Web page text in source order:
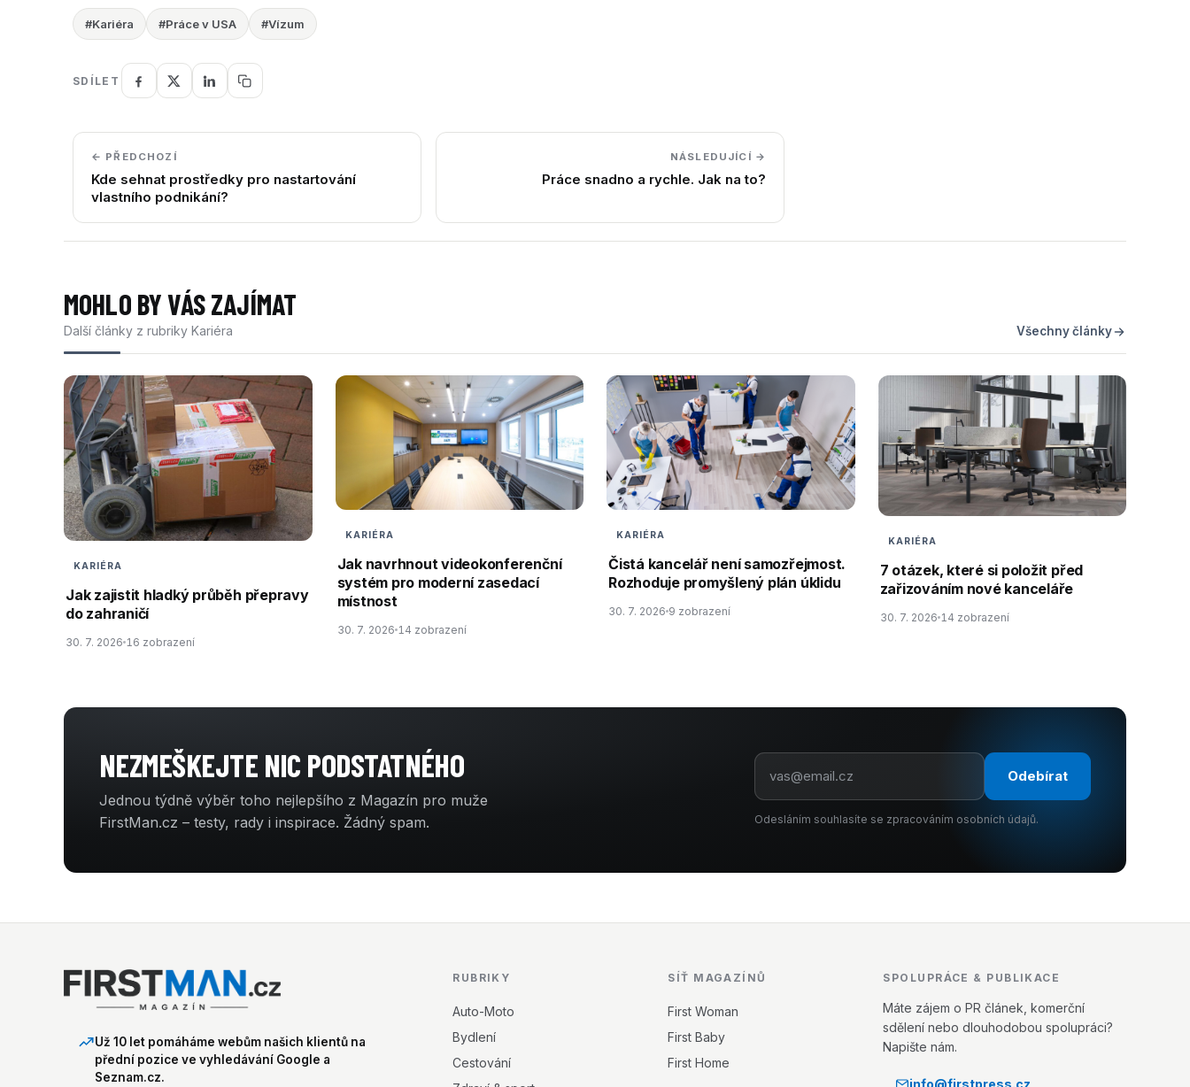
#Kariéra #Práce v USA #Vízum
SDÍLET
← PŘEDCHOZÍ
Kde sehnat prostředky pro nastartování
vlastního podnikání?
NÁSLEDUJÍCÍ →
Práce snadno a rychle. Jak na to?
MOHLO BY VÁS ZAJÍMAT
Další články z rubriky Kariéra Všechny články
KARIÉRA
Jak zajistit hladký průběh přepravy
do zahraničí
30. 7. 2026 16 zobrazení
KARIÉRA
Jak navrhnout videokonferenční
systém pro moderní zasedací
místnost
30. 7. 2026 14 zobrazení
KARIÉRA
Čistá kancelář není samozřejmost.
Rozhoduje promyšlený plán úklidu
30. 7. 2026 9 zobrazení
KARIÉRA
7 otázek, které si položit před
zařizováním nové kanceláře
30. 7. 2026 14 zobrazení
NEZMEŠKEJTE NIC PODSTATNÉHO
Jednou týdně výběr toho nejlepšího z Magazín pro muže
FirstMan.cz – testy, rady i inspirace. Žádný spam.
Odebírat
Odesláním souhlasíte se zpracováním osobních údajů.
Už 10 let pomáháme webům našich klientů na
přední pozice ve vyhledávání Google a
Seznam.cz.
RUBRIKY
Auto-Moto
Bydlení
Cestování
SÍŤ MAGAZÍNŮ
First Woman
First Baby
First Home
SPOLUPRÁCE & PUBLIKACE
Máte zájem o PR článek, komerční
sdělení nebo dlouhodobou spolupráci?
Napište nám.